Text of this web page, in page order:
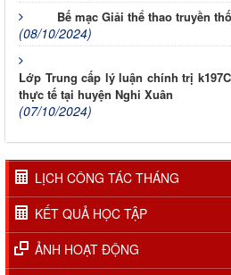
Bế mạc Giải thể thao truyền
(08/10/2024)
Lớp Trung cấp lý luận chính trị
thực tế tại huyện Nghi Xuân
(07/10/2024)
LỊCH CÔNG TÁC THÁNG
KẾT QUẢ HỌC TẬP
ẢNH HOẠT ĐỘNG